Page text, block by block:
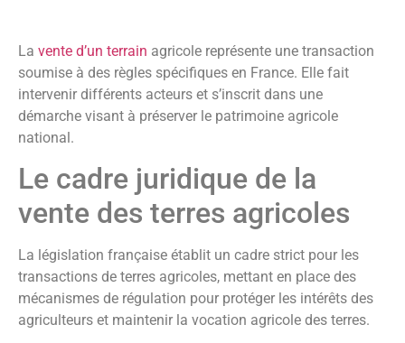
La vente d’un terrain agricole représente une transaction
soumise à des règles spécifiques en France. Elle fait
intervenir différents acteurs et s’inscrit dans une
démarche visant à préserver le patrimoine agricole
national.
Le cadre juridique de la
vente des terres agricoles
La législation française établit un cadre strict pour les
transactions de terres agricoles, mettant en place des
mécanismes de régulation pour protéger les intérêts des
agriculteurs et maintenir la vocation agricole des terres.